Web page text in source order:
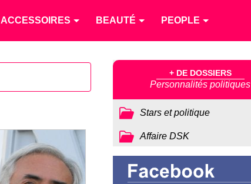
ACCESSOIRES BEAUTÉ PEOPLE
+ DE DOSSIERS
Personnalités politiques
Stars et politique
Affaire DSK